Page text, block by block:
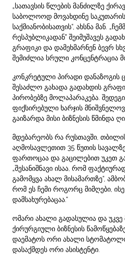
„სათავსის წლების მანძილზე
საბოლოოდ მოვახდინე საკუთარის
საქმიანობისათვის“, ახსნა მან.
რესპუბლიკადან" შეიმუშავეს
გრაფიკი და დამეხმარნენ ბევრ
შემიძლია სრული კონცენტრაცია
კონკრეტული პირადი დანაზოგის
შესაძლო გახადა გადახდის
პირობებზე მოლაპარაკება.
ფიქსირებული ხარჯის
გაიზარდა მისი ბიზნესის წმინდა
მდებარეობს რა რუსთავში,
აღმოსავლეთით 35 წუთის
ფართოცაა და გაცილებით უკეთ
„შესანიშნავი ისაა, რომ
გამომყვა ახალ მისამართზე“,
რომ ეს ჩემი როგორც მიმღები,
დამსახურებაცაა.“
ომარი ახალი გადასულია და უკვე
ქირურგიული ბიზნესის
დაემატოს ორი ახალი
დასაქმდეს ორი ასისტენტი.